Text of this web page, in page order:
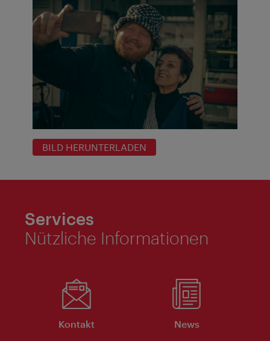
BILD HERUNTERLADEN
Services
Nützliche Informationen
Kontakt News